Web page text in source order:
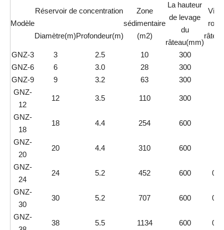
Modèle
Réservoir de concentration
Zone
sédimentaire
(m2)
La hauteur
de levage
du
râteau(mm)
Diamètre(m)Profondeur(m)
GNZ-3 3 2.5 10 300
GNZ-6
6 3.0 28 300
GNZ-9
9 3.2 63 300
GNZ-
12
12 3.5 110 300
GNZ-
18
18 4.4 254 600
GNZ-
20
20 4.4 310 600
GNZ-
24
24 5.2 452 600
GNZ-
30
30 5.2 707 600
GNZ-
38 5.5 1134 600